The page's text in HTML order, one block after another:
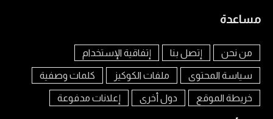
مساعدة
من نحن إتصل بنا إتفاقية الإستخدام
سياسة المحتوى ملفات الكوكيز كلمات وصفية
خريطة الموقع دول أخرى إعلانات مدفوعة